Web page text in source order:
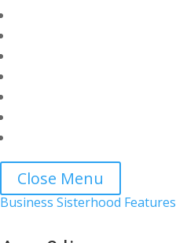
Close Menu
Business Sisterhood Features